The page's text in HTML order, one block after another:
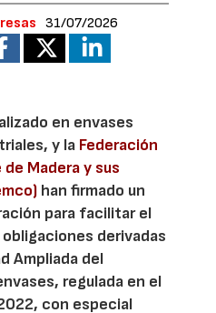
31/07/2026
en envases
y la Federación
Madera y sus
han firmado un
para facilitar el
derivadas
Ampliada del
regulada en el
con especial